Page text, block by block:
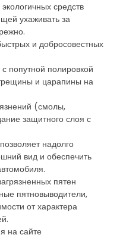
средств
ухаживать за
и добросовестных
попутной полировкой
и царапины на
(смолы,
защитного слоя с
надолго
вид и обеспечить
пятен
пятновыводители,
от характера
на сайте